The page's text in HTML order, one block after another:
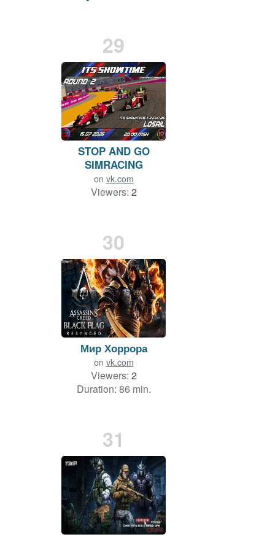
Duration: 226 min.
29
STOP AND GO
SIMRACING
on vk.com
Viewers: 2
30
Мир Хоррора
on vk.com
Viewers: 2
Duration: 86 min.
31